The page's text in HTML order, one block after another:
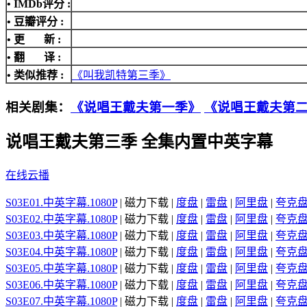
• IMDb评分 :
• 豆瓣评分 :
• 更 新 :
• 翻 译 :
• 类似推荐 :
《叫我凯特第三季》
相关剧集： 《说唱王戴夫第一季》 《说唱王戴夫第
说唱王戴夫第三季 全集内置中英字幕
在线云播
S03E01.中英字幕.1080P| 磁力下载 | 度盘 | 雷盘 | 阿里盘 | 夸克
S03E02.中英字幕.1080P| 磁力下载 | 度盘 | 雷盘 | 阿里盘 | 夸克
S03E03.中英字幕.1080P| 磁力下载 | 度盘 | 雷盘 | 阿里盘 | 夸克
S03E04.中英字幕.1080P| 磁力下载 | 度盘 | 雷盘 | 阿里盘 | 夸克
S03E05.中英字幕.1080P| 磁力下载 | 度盘 | 雷盘 | 阿里盘 | 夸克
S03E06.中英字幕.1080P| 磁力下载 | 度盘 | 雷盘 | 阿里盘 | 夸克
S03E07.中英字幕.1080P| 磁力下载 | 度盘 | 雷盘 | 阿里盘 | 夸克